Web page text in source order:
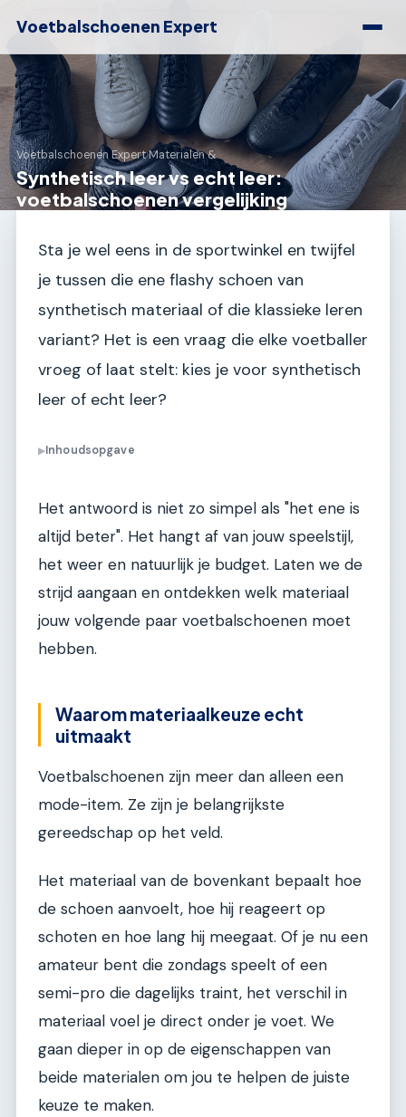
Voetbalschoenen Expert
Voetbalschoenen Expert›Materialen &
Synthetisch leer vs echt leer:
voetbalschoenen vergelijking
Sta je wel eens in de sportwinkel en twijfel
je tussen die ene flashy schoen van
synthetisch materiaal of die klassieke leren
variant? Het is een vraag die elke voetballer
vroeg of laat stelt: kies je voor synthetisch
leer of echt leer?
▶Inhoudsopgave
Het antwoord is niet zo simpel als "het ene is
altijd beter". Het hangt af van jouw speelstijl,
het weer en natuurlijk je budget. Laten we de
strijd aangaan en ontdekken welk materiaal
jouw volgende paar voetbalschoenen moet
hebben.
Waarom materiaalkeuze echt
uitmaakt
Voetbalschoenen zijn meer dan alleen een
mode-item. Ze zijn je belangrijkste
gereedschap op het veld.
Het materiaal van de bovenkant bepaalt hoe
de schoen aanvoelt, hoe hij reageert op
schoten en hoe lang hij meegaat. Of je nu een
amateur bent die zondags speelt of een
semi-pro die dagelijks traint, het verschil in
materiaal voel je direct onder je voet. We
gaan dieper in op de eigenschappen van
beide materialen om jou te helpen de juiste
keuze te maken.